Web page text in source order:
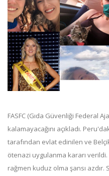
FASFC (Gıda Güvenliği Federal
kalamayacağını açıkladı.
tarafından evlat edinilen ve
ötenazi uygulanma kararı verildi.
rağmen kuduz olma şansı azdır.